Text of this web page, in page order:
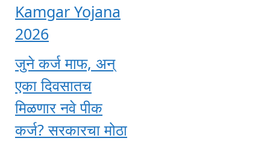
Kamgar Yojana
2026
जुने कर्ज माफ, अन्
एका दिवसातच
मिळणार नवे पीक
कर्ज? सरकारचा मोठा